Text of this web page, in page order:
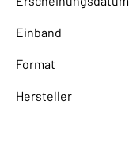
Einband
Format
Hersteller